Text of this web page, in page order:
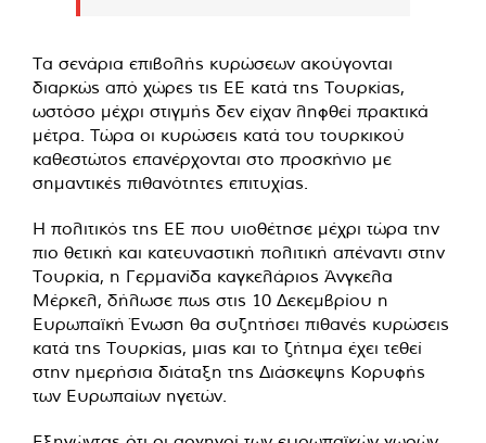
Τα σενάρια επιβολής κυρώσεων ακούγονται
διαρκώς από χώρες τις ΕΕ κατά της Τουρκίας,
ωστόσο μέχρι στιγμής δεν είχαν ληφθεί πρακτικά
μέτρα. Τώρα οι κυρώσεις κατά του τουρκικού
καθεστώτος επανέρχονται στο προσκήνιο με
σημαντικές πιθανότητες επιτυχίας.
Η πολιτικός της ΕΕ που υιοθέτησε μέχρι τώρα την
πιο θετική και κατευναστική πολιτική απέναντι στην
Τουρκία, η Γερμανίδα καγκελάριος Άνγκελα
Μέρκελ, δήλωσε πως στις 10 Δεκεμβρίου η
Ευρωπαϊκή Ένωση θα συζητήσει πιθανές κυρώσεις
κατά της Τουρκίας, μιας και το ζήτημα έχει τεθεί
στην ημερήσια διάταξη της Διάσκεψης Κορυφής
των Ευρωπαίων ηγετών.